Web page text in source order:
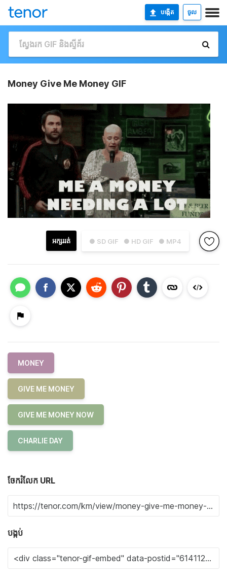
បង្កើត ចូល
Money Give Me Money GIF
● SD GIF ● HD GIF ● MP4
អក្សររត់
MONEY
GIVE ME MONEY
GIVE ME MONEY NOW
CHARLIE DAY
ចែករំលែក URL
បង្កប់